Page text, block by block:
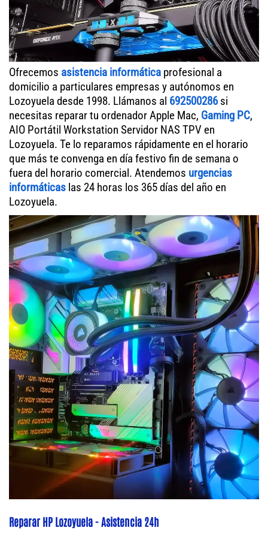
Ofrecemos asistencia informática profesional a
domicilio a particulares empresas y autónomos en
Lozoyuela desde 1998. Llámanos al 692500286si
necesitas reparar tu ordenador Apple Mac, Gaming PC,
AIO Portátil Workstation Servidor NAS TPV en
Lozoyuela. Te lo reparamos rápidamente en el horario
que más te convenga en día festivo fin de semana o
fuera del horario comercial. Atendemos urgencias
informáticas las 24 horas los 365 días del año en
Lozoyuela.
Reparar HP Lozoyuela - Asistencia 24h